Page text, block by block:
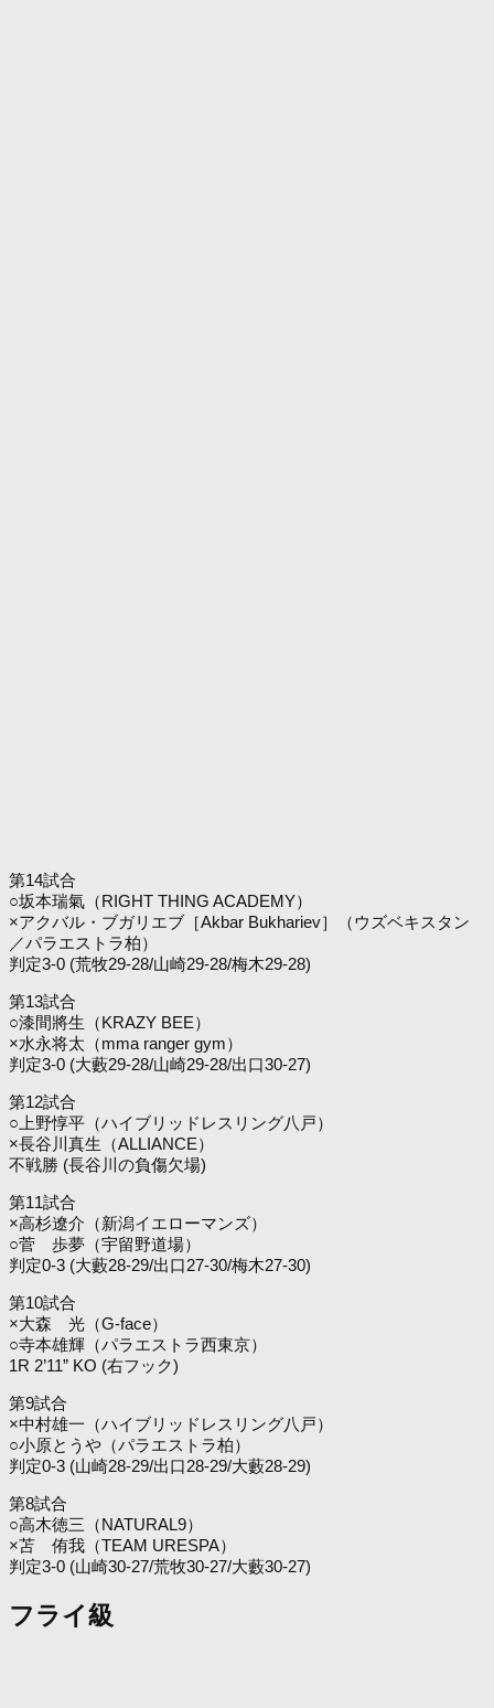
第14試合
○坂本瑞氣（RIGHT THING ACADEMY）
×アクバル・ブガリエブ［Akbar Bukhariev］（ウズベキスタン
／パラエストラ柏）
判定3-0 (荒牧29-28/山崎29-28/梅木29-28)
第13試合
○漆間將生（KRAZY BEE）
×水永将太（mma ranger gym）
判定3-0 (大藪29-28/山崎29-28/出口30-27)
第12試合
○上野惇平（ハイブリッドレスリング八戸）
×長谷川真生（ALLIANCE）
不戦勝 (長谷川の負傷欠場)
第11試合
×高杉遼介（新潟イエローマンズ）
○菅 歩夢（宇留野道場）
判定0-3 (大藪28-29/出口27-30/梅木27-30)
第10試合
×大森 光（G-face）
○寺本雄輝（パラエストラ西東京）
1R 2’11” KO (右フック)
第9試合
×中村雄一（ハイブリッドレスリング八戸）
○小原とうや（パラエストラ柏）
判定0-3 (山崎28-29/出口28-29/大藪28-29)
第8試合
○高木徳三（NATURAL9）
×苫 侑我（TEAM URESPA）
判定3-0 (山崎30-27/荒牧30-27/大藪30-27)
フライ級